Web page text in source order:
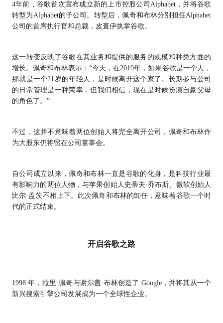
4年前，谷歌首次宣布成立新的上市控股公司Alphabet，并将谷歌
转型为Alphabet的子公司。转型后，佩奇和布林分别担任Alphabet
公司的首席执行官和总裁，皮查伊执掌谷歌。
这一转变反映了谷歌在其业务和提供的服务的规模和种类方面的
增长。佩奇和布林表示：“今天，在2019年，如果谷歌是一个人，
那就是一个21岁的年轻人，是时候离开这个家了。长期参与公司
的日常管理是一种荣幸，但我们相信，现在是时候扮演自豪父母
的角色了。”
不过，这并不意味着两位创始人将完全离开公司，佩奇和布林作
为大股东仍将留在公司董事会。
自公司成立以来，佩奇和布林一直是谷歌的化身，是科技行业最
有影响力的两位人物，与苹果创始人史蒂夫·乔布斯、微软创始人
比尔·盖茨不相上下。此次佩奇和布林的卸任，意味着谷歌一个时
代的正式结束。
开启谷歌之路
1998 年，拉里·佩奇与谢尔盖·布林创造了 Google，并将其从一个
新兴搜索引擎公司发展成为一个全球性企业。